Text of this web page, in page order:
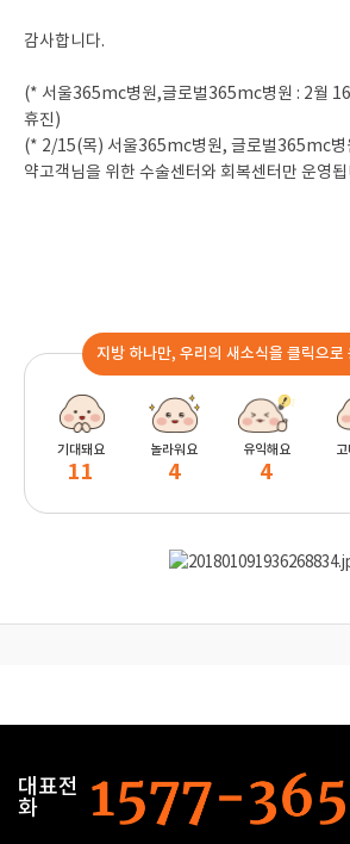
감사합니다.
(* 서울365mc병원,글로벌365mc병원 : 2월
휴진)
(* 2/15(목) 서울365mc병원, 글로벌365mc병
약고객님을 위한 수술센터와 회복센터만 운영
지방 하나만, 우리의 새소식을 클릭으로
기대돼요
11
놀라워요
4
유익해요
4
대표전
화